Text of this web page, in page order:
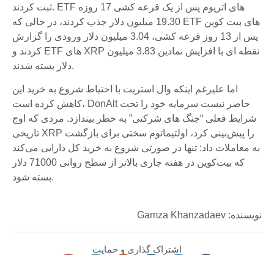
ثبت کردند. ETF های اتریوم پس از یک قرعه کشی 17 روزه
19.30 میلیون دلار جذب کردند، در حالی که ETF های بیت کوین
پس از 13 روز قرعه کشی، 3.04 میلیون دلار ورودی را گزارش
کردند و ETF های XRP نقطه ای با افزایش نمادین 3.83 میلیون
دلار بسته شدند.
اما علیرغم اینکه وال استریت با احتیاط شروع به خرید این
کاهش کرده است، DonAlt حاضر نیست سرمایه خود را تحت
شرایط فعلی “جنگ های شرکتی” به خطر بیندازد. مردی که اوج
تاریخی XRP را پیش‌بینی کرد، اولتیماتوم سختی برای بازگشت
به معاملات داد: تنها در صورتی شروع به خرید کل دارایی می‌کند
که بیت‌کوین در هفته جاری بالاتر از سطح روانی 71000 دلار
بسته شود.
نویسنده: Gamza Khanzadaev
اشتراک گذاری و حمایت